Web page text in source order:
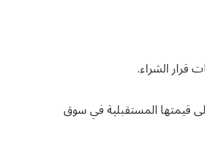
قرار الشراء.
قيمتها المستقبلية في سوق